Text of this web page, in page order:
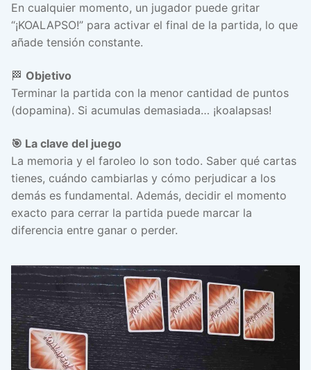
En cualquier momento, un jugador puede gritar
“¡KOALAPSO!” para activar el final de la partida, lo que
añade tensión constante.
🏁 Objetivo
Terminar la partida con la menor cantidad de puntos
(dopamina). Si acumulas demasiada… ¡koalapsas!
🎯 La clave del juego
La memoria y el faroleo lo son todo. Saber qué cartas
tienes, cuándo cambiarlas y cómo perjudicar a los
demás es fundamental. Además, decidir el momento
exacto para cerrar la partida puede marcar la
diferencia entre ganar o perder.